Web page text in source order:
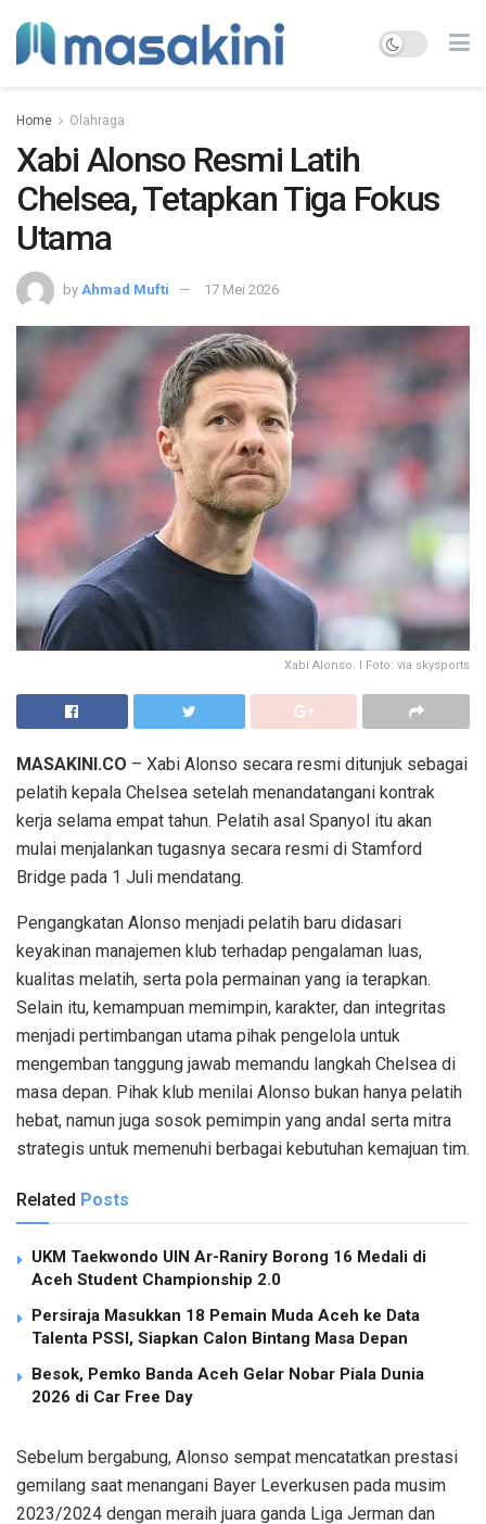
Home Olahraga
Xabi Alonso Resmi Latih
Chelsea, Tetapkan Tiga Fokus
Utama
by Ahmad Mufti 17 Mei 2026
Xabi Alonso. I Foto: via skysports
MASAKINI.CO – Xabi Alonso secara resmi ditunjuk sebagai
pelatih kepala Chelsea setelah menandatangani kontrak
kerja selama empat tahun. Pelatih asal Spanyol itu akan
mulai menjalankan tugasnya secara resmi di Stamford
Bridge pada 1 Juli mendatang.
Pengangkatan Alonso menjadi pelatih baru didasari
keyakinan manajemen klub terhadap pengalaman luas,
kualitas melatih, serta pola permainan yang ia terapkan.
Selain itu, kemampuan memimpin, karakter, dan integritas
menjadi pertimbangan utama pihak pengelola untuk
mengemban tanggung jawab memandu langkah Chelsea di
masa depan. Pihak klub menilai Alonso bukan hanya pelatih
hebat, namun juga sosok pemimpin yang andal serta mitra
strategis untuk memenuhi berbagai kebutuhan kemajuan tim.
Related Posts
UKM Taekwondo UIN Ar-Raniry Borong 16 Medali di
Aceh Student Championship 2.0
Persiraja Masukkan 18 Pemain Muda Aceh ke Data
Talenta PSSI, Siapkan Calon Bintang Masa Depan
Besok, Pemko Banda Aceh Gelar Nobar Piala Dunia
2026 di Car Free Day
Sebelum bergabung, Alonso sempat mencatatkan prestasi
gemilang saat menangani Bayer Leverkusen pada musim
2023/2024 dengan meraih juara ganda Liga Jerman dan